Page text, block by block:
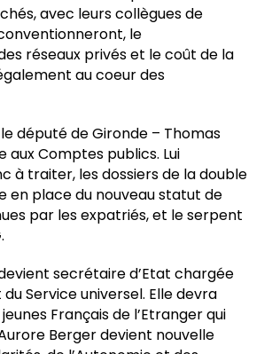
avec leurs collègues de
le
réseaux privés et le coût de la
au coeur des
député de Gironde – Thomas
aux Comptes publics. Lui
à traiter, les dossiers de la double
en place du nouveau statut de
par les expatriés, et le serpent
secrétaire d’Etat chargée
Service universel. Elle devra
Français de l’Etranger qui
Berger devient nouvelle